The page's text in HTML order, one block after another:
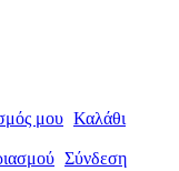
μου Καλάθι
Σύνδεση